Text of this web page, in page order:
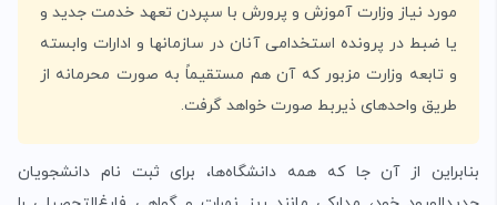
مورد نیاز وزارت آموزش و پرورش با سپردن تعهد خدمت جدید و
یا ضبط در پرونده استخدامی آنان‌ در سازمانها و ادارات وابسته
و تابعه وزارت مزبور که آن هم مستقیماً به صورت محرمانه از
طریق واحدهای ذیربط صورت خواهد گرفت.
بنابراین از آن جا که همه دانشگاه‌ها، برای ثبت نام دانشجویان